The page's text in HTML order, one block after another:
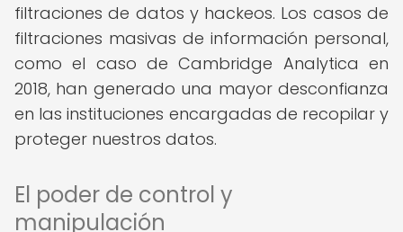
filtraciones de datos y hackeos. Los casos de
filtraciones masivas de información personal,
como el caso de Cambridge Analytica en
2018, han generado una mayor desconfianza
en las instituciones encargadas de recopilar y
proteger nuestros datos.
El poder de control y
manipulación